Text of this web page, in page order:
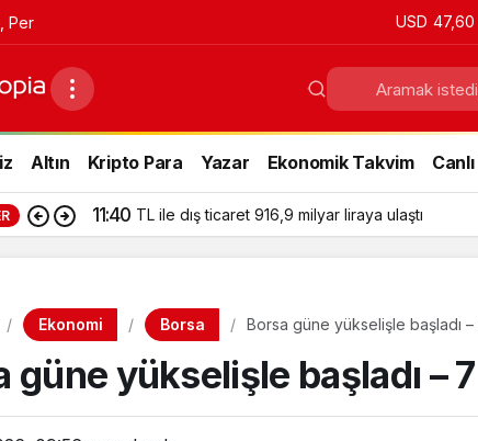
Per USD 47,60
Altın Kripto Para Yazar Ekonomik Takvim
11:40 TL ile dış ticaret 916,9 milyar liraya ulaştı
Ekonomi Borsa Borsa güne yükselişle başladı –
güne yükselişle başladı –